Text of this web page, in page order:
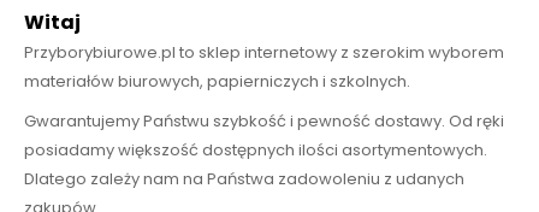
Witaj
Przyborybiurowe.pl to sklep internetowy z szerokim wyborem
materiałów biurowych, papierniczych i szkolnych.
Gwarantujemy Państwu szybkość i pewność dostawy. Od ręki
posiadamy większość dostępnych ilości asortymentowych.
Dlatego zależy nam na Państwa zadowoleniu z udanych